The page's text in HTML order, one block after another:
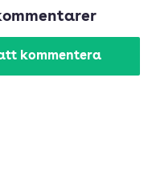
kommentera